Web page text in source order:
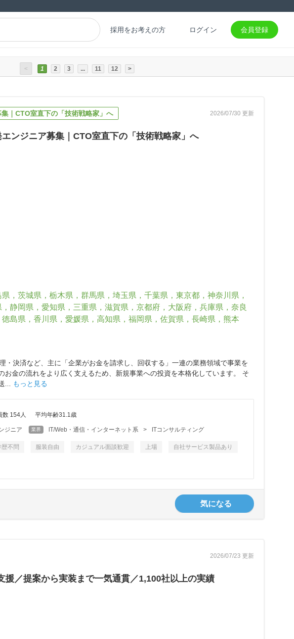
採用をお考えの方 ログイン 会員登録
< 1 2 3 ... 11 12 >
｜CTO室直下の「技術戦略家」へ 2026/07/30 更新
ンジニア募集｜CTO室直下の「技術戦略家」へ
，茨城県，栃木県，群馬県，埼玉県，千葉県，東京都，神奈川県，
静岡県，愛知県，三重県，滋賀県，京都府，大阪府，兵庫県，奈良
島県，香川県，愛媛県，高知県，福岡県，佐賀県，長崎県，熊本
決済など、主に「企業がお金を請求し、回収する」一連の業務領域で事業を
金の流れをより広く支えるため、新規事業への投資を本格化しています。 そ
...
もっと見る
数 154人 平均年齢31.1歳
ジニア 業界 IT/Web・通信・インターネット系 > ITコンサルティング
歴不問 服装自由 カジュアル面談歓迎 上場 自社サービス製品あり
気になる
2026/07/23 更新
援／提案から実装まで一気通貫／1,100社以上の実績